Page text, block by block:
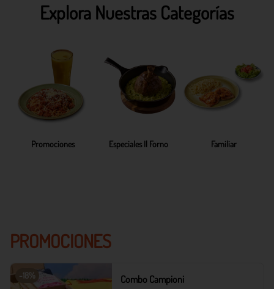
Explora Nuestras Categorías
Promociones Especiales Il Forno Familiar
PROMOCIONES
-18% Combo Campioni